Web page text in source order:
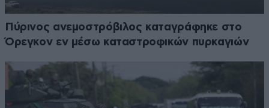
Πύρινος ανεμοστρόβιλος καταγράφηκε στο
Όρεγκον εν μέσω καταστροφικών πυρκαγιών